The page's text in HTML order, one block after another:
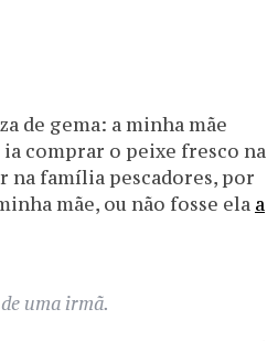
de gema: a minha mãe
comprar o peixe fresco na
na família pescadores, por
mãe, ou não fosse ela a
uma irmã.